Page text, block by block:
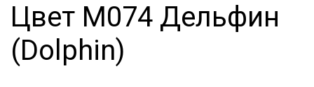
Цвет M074 Дельфин
(Dolphin)